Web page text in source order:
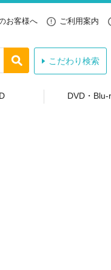
お客様へ ご利用案内
こだわり検索
DVD・Blu-